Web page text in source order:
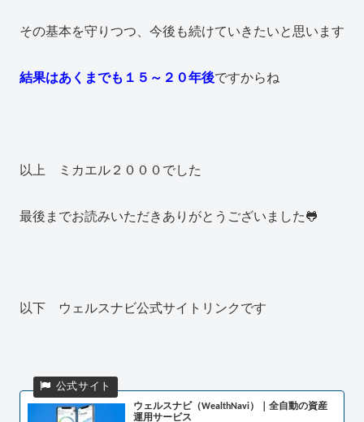
その基本を守りつつ、今後も続けていきたいと思います
結果はあくまでも１５～２０年後ですからね
以上 ミカエル２０００でした
最後までお読みいただきありがとうございました🐸
以下 ウェルスナビ公式サイトリンクです
ウェルスナビ（WealthNavi）｜全自動の資産
運用サービス